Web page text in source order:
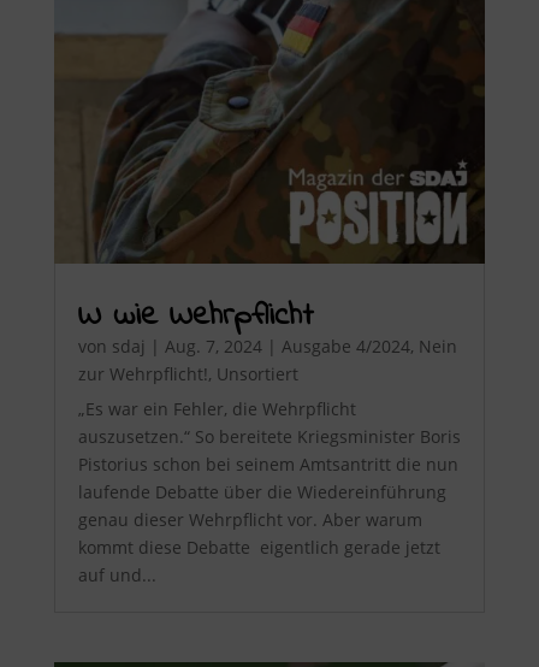
W wie Wehrpflicht
von sdaj | Aug. 7, 2024| Ausgabe 4/2024, Nein
zur Wehrpflicht!, Unsortiert
„Es war ein Fehler, die Wehrpflicht
auszusetzen.“ So bereitete Kriegsminister Boris
Pistorius schon bei seinem Amtsantritt die nun
laufende Debatte über die Wiedereinführung
genau dieser Wehrpflicht vor. Aber warum
kommt diese Debatte eigentlich gerade jetzt
auf und...